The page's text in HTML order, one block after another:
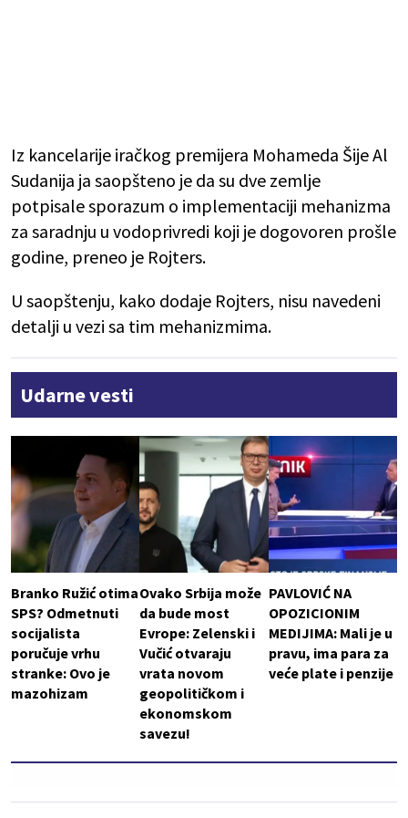
Iz kancelarije iračkog premijera Mohameda Šije Al
Sudanija ja saopšteno je da su dve zemlje
potpisale sporazum o implementaciji mehanizma
za saradnju u vodoprivredi koji je dogovoren prošle
godine, preneo je Rojters.
U saopštenju, kako dodaje Rojters, nisu navedeni
detalji u vezi sa tim mehanizmima.
Udarne vesti
Branko Ružić otima
SPS? Odmetnuti
socijalista
poručuje vrhu
stranke: Ovo je
mazohizam
Ovako Srbija može
da bude most
Evrope: Zelenski i
Vučić otvaraju
vrata novom
geopolitičkom i
ekonomskom
savezu!
PAVLOVIĆ NA
OPOZICIONIM
MEDIJIMA: Mali je u
pravu, ima para za
veće plate i penzije